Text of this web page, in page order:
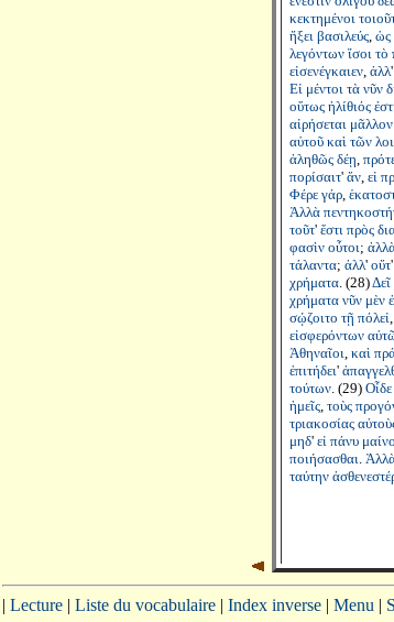
κεκτημένοι
ἥξει βασιλεύς, ὡς
λεγόντων ἴσοι τὸ
εἰσενέγκαιεν, ἀλλ'
Εἰ μέντοι τὰ νῦν
οὕτως ἠλίθιός
αἱρήσεται μᾶλλον
αὑτοῦ καὶ τῶν
ἀληθῶς δέῃ,
πορίσαιτ' ἄν, εἰ
Φέρε γάρ,
Ἀλλὰ
τοῦτ' ἔστι πρὸς
φασὶν οὗτοι;
τάλαντα; ἀλλ' οὔτ'
χρήματα. (28)Δεῖ
χρήματα νῦν μὲν
σῴζοιτο τῇ πόλεἰ,
εἰσφερόντων
Ἀθηναῖοι, καὶ
ἐπιτήδει'
τούτων. (29) Οἶδε
ἡμεῖς, τοὺς
τριακοσίας
μηδ' εἰ πάνυ
ποιήσασθαι.
ταύτην
| Lecture | Liste du vocabulaire | Index inverse | Menu |